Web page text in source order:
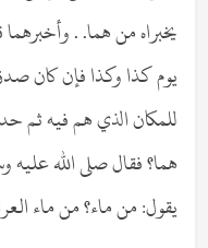
يخبراه من هما. .
يوم كذا وكذا فإن كان
للمكان الذي هم فيه ثم
هما؟ فقال صلى الله
يقول: من ماء؟ من ماء